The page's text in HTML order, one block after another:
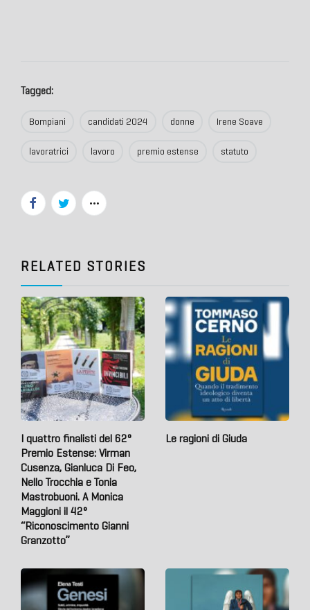
Tagged:
Bompiani candidati 2024 donne Irene Soave
lavoratrici lavoro premio estense statuto
RELATED STORIES
I quattro finalisti del 62°
Premio Estense: Virman
Cusenza, Gianluca Di Feo,
Nello Trocchia e Tonia
Mastrobuoni. A Monica
Maggioni il 42°
“Riconoscimento Gianni
Granzotto”
Le ragioni di Giuda